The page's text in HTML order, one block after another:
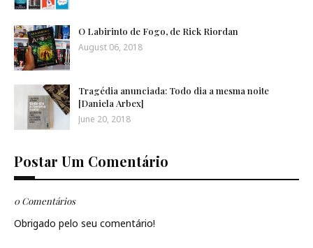
O Labirinto de Fogo, de Rick Riordan
August 06, 2018
Tragédia anunciada: Todo dia a mesma noite
[Daniela Arbex]
June 20, 2018
Postar Um Comentário
0 Comentários
Obrigado pelo seu comentário!